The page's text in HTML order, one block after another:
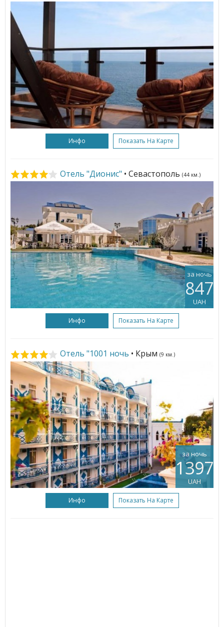
Инфо Показать На Карте
Отель "Дионис" • Севастополь (44 км.)
за ночь
847
UAH
Инфо Показать На Карте
Отель "1001 ночь • Крым (9 км.)
за ночь
1397
UAH
Инфо Показать На Карте